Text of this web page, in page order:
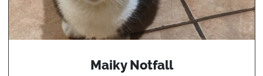
Maiky Notfall